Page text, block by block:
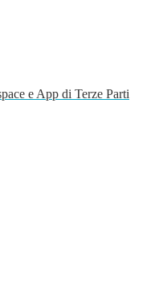
e App di Terze Parti